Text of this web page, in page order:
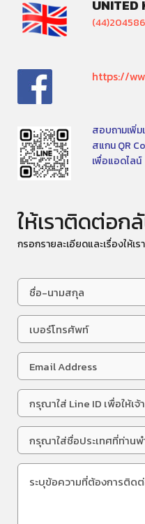
UNITED
https://
สอบถามเพิ่ม
สแกน QR
เพื่อแอดไลน์
ให้เราติดต่อก
กรอกรายละเอียดและเรื่องให้เ